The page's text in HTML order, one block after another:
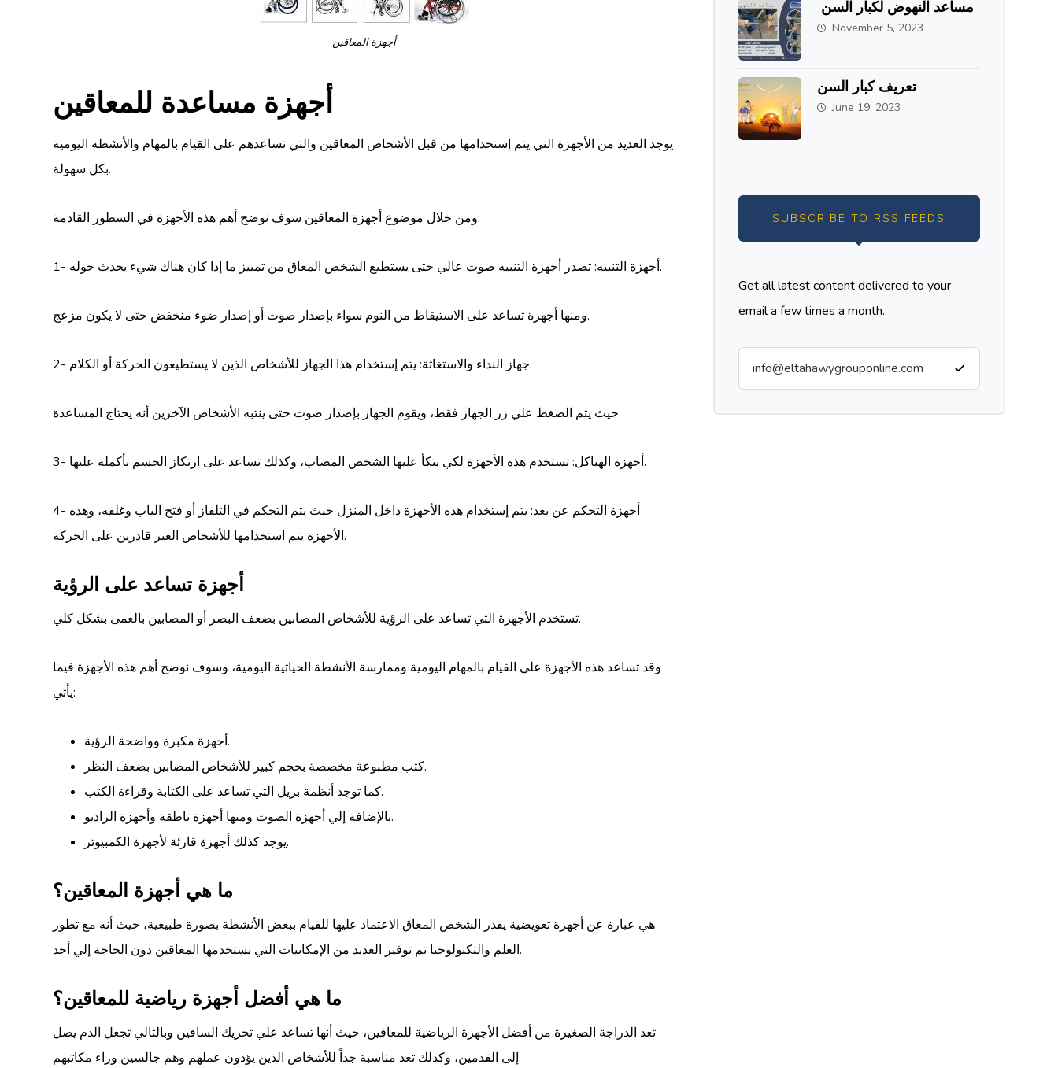
أجهزة المعاقين
أجهزة مساعدة للمعاقين
يوجد العديد من الأجهزة التي يتم إستخدامها من قبل الأشخاص المعاقين والتي تساعدهم على القيام بالمهام والأنشطة اليومية
بكل سهولة.
ومن خلال موضوع أجهزة المعاقين سوف نوضح أهم هذه الأجهزة في السطور القادمة:
1- أجهزة التنبيه: تصدر أجهزة التنبيه صوت عالي حتى يستطيع الشخص المعاق من تمييز ما إذا كان هناك شيء يحدث حوله.
ومنها أجهزة تساعد على الاستيقاظ من النوم سواء بإصدار صوت أو إصدار ضوء منخفض حتى لا يكون مزعج.
2- جهاز النداء والاستغاثة: يتم إستخدام هذا الجهاز للأشخاص الذين لا يستطيعون الحركة أو الكلام.
حيث يتم الضغط علي زر الجهاز فقط، ويقوم الجهاز بإصدار صوت حتى ينتبه الأشخاص الآخرين أنه يحتاج المساعدة.
3- أجهزة الهياكل: تستخدم هذه الأجهزة لكي يتكأ عليها الشخص المصاب، وكذلك تساعد على ارتكاز الجسم بأكمله عليها.
4- أجهزة التحكم عن بعد: يتم إستخدام هذه الأجهزة داخل المنزل حيث يتم التحكم في التلفاز أو فتح الباب وغلقه، وهذه
الأجهزة يتم استخدامها للأشخاص الغير قادرين على الحركة.
أجهزة تساعد على الرؤية
تستخدم الأجهزة التي تساعد على الرؤية للأشخاص المصابين بضعف البصر أو المصابين بالعمى بشكل كلي.
وقد تساعد هذه الأجهزة علي القيام بالمهام اليومية وممارسة الأنشطة الحياتية اليومية، وسوف نوضح أهم هذه الأجهزة فيما
يأتي:
أجهزة مكبرة وواضحة الرؤية.
كتب مطبوعة مخصصة بحجم كبير للأشخاص المصابين بضعف النظر.
كما توجد أنظمة بريل التي تساعد على الكتابة وقراءة الكتب.
بالإضافة إلي أجهزة الصوت ومنها أجهزة ناطقة وأجهزة الراديو.
يوجد كذلك أجهزة قارئة لأجهزة الكمبيوتر.
ما هي أجهزة المعاقين؟
هي عبارة عن أجهزة تعويضية يقدر الشخص المعاق الاعتماد عليها للقيام ببعض الأنشطة بصورة طبيعية، حيث أنه مع تطور
العلم والتكنولوجيا تم توفير العديد من الإمكانيات التي يستخدمها المعاقين دون الحاجة إلي أحد.
ما هي أفضل أجهزة رياضية للمعاقين؟
تعد الدراجة الصغيرة من أفضل الأجهزة الرياضية للمعاقين، حيث أنها تساعد علي تحريك الساقين وبالتالي تجعل الدم يصل
إلى القدمين، وكذلك تعد مناسبة جداً للأشخاص الذين يؤدون عملهم وهم جالسين وراء مكاتبهم.
مساعد النهوض لكبار السن
November 5, 2023
تعريف كبار السن
June 19, 2023
SUBSCRIBE TO RSS FEEDS
Get all latest content delivered to your
email a few times a month.